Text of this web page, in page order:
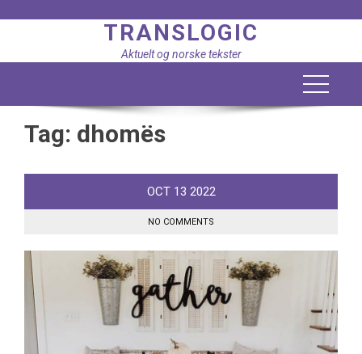
TRANSLOGIC
Aktuelt og norske tekster
Tag: dhomës
OCT 13 2022
NO COMMENTS